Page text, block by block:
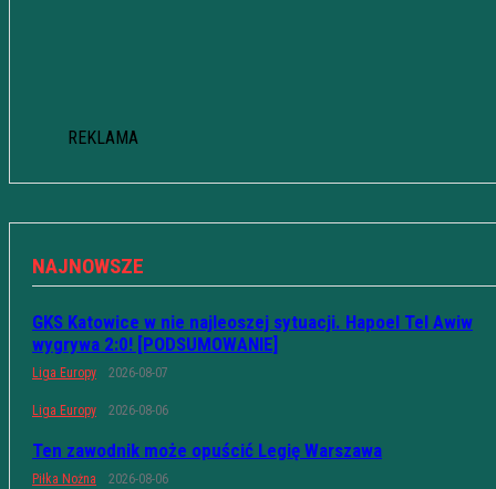
REKLAMA
NAJNOWSZE
GKS Katowice w nie najleoszej sytuacji. Hapoel Tel Awiw
wygrywa 2:0! [PODSUMOWANIE]
Liga Europy 2026-08-07
Liga Europy 2026-08-06
Ten zawodnik może opuścić Legię Warszawa
Piłka Nożna 2026-08-06